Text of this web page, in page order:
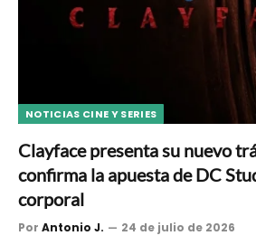
NOTICIAS CINE Y SERIES
Clayface presenta su nuevo
confirma la apuesta de DC
corporal
Por Antonio J. 24 de julio de 2026